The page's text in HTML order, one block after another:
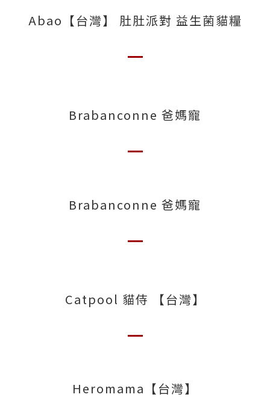
Abao【台灣】 肚肚派對 益生菌貓糧
Brabanconne 爸媽寵
Brabanconne 爸媽寵
Catpool 貓侍 【台灣】
Heromama【台灣】